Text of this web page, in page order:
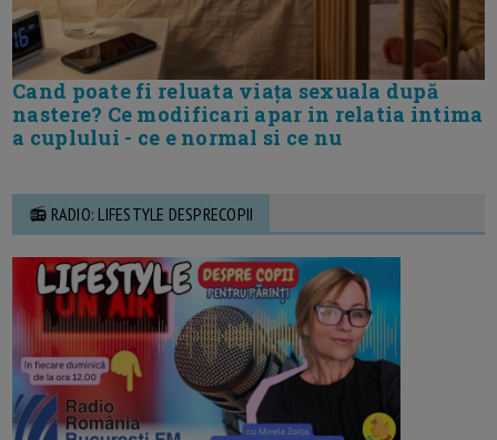
Cand poate fi reluata viața sexuala după
nastere? Ce modificari apar in relatia intima
a cuplului - ce e normal si ce nu
📻 RADIO: LIFESTYLE DESPRECOPII